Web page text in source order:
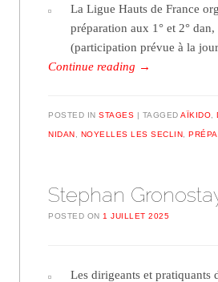
La Ligue Hauts de France
préparation aux 1° et 2°
(participation prévue à la
Continue reading →
POSTED INSTAGES TAGGEDAÏKIDO,
NIDAN, NOYELLES LES SECLIN,
Stephan
POSTED ON 1 JUILLET 2025
Les dirigeants et